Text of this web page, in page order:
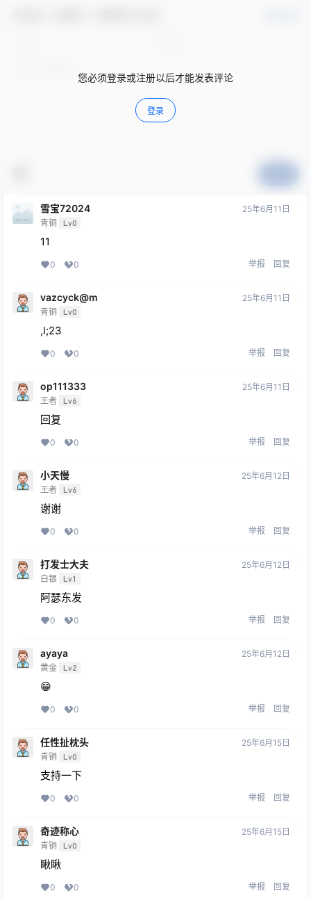
您必须登录或注册以后才能发表评论
登录
雪宝72024
青铜 Lv0
25年6月11日
11
0 0 举报 回复
vazcyck@m
青铜 Lv0
25年6月11日
,l;23
0 0 举报 回复
op111333
王者 Lv6
25年6月11日
回复
0 0 举报 回复
小天慢
王者 Lv6
25年6月12日
谢谢
0 0 举报 回复
打发士大夫
白银 Lv1
25年6月12日
阿瑟东发
0 0 举报 回复
ayaya
黄金 Lv2
25年6月12日
😁
0 0 举报 回复
任性扯枕头
青铜 Lv0
25年6月15日
支持一下
0 0 举报 回复
奇迹称心
青铜 Lv0
25年6月15日
瞅瞅
0 0 举报 回复